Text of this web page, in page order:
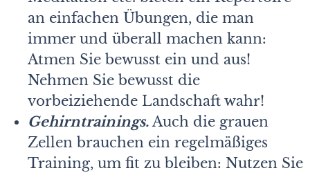
an einfachen Übungen, die man
immer und überall machen kann:
Atmen Sie bewusst ein und aus!
Nehmen Sie bewusst die
vorbeiziehende Landschaft wahr!
Gehirntrainings.Auch die grauen
Zellen brauchen ein regelmäßiges
Training, um fit zu bleiben: Nutzen Sie